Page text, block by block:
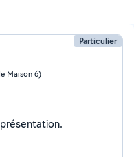
Particulier
Maison 6)
Je n'ai pas encore renseigné ma présentation.